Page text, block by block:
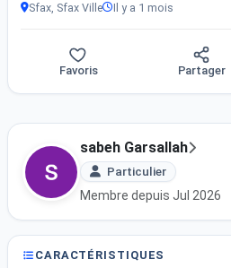
Sfax, Sfax Ville Il y a 1 mois
Favoris Partager
sabeh Garsallah
Particulier
Membre depuis Jul 2026
CARACTÉRISTIQUES